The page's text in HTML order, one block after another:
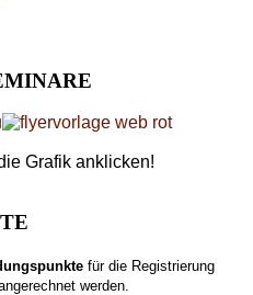
Grafik anklicken!
für die Registrierung
werden.